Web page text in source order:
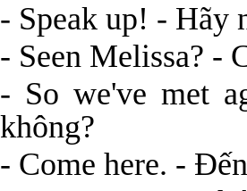
- Speak up! - Hãy
- Seen Melissa? -
- So we've met
không?
- Come here. -